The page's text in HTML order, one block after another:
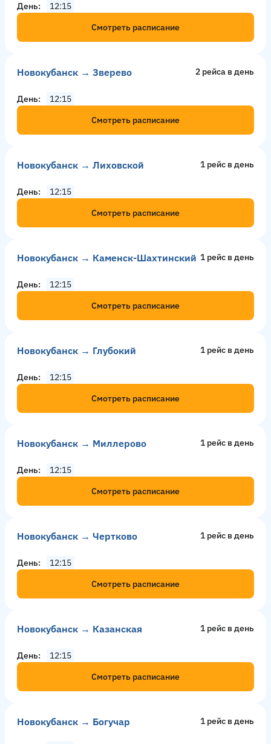
День
12:15
Смотреть расписание
Новокубанск → Зверево 2 рейсa в день
День
12:15
Смотреть расписание
Новокубанск → Лиховской 1 рейс в день
День
12:15
Смотреть расписание
Новокубанск → Каменск-Шахтинский 1 рейс в день
День
12:15
Смотреть расписание
Новокубанск → Глубокий 1 рейс в день
День
12:15
Смотреть расписание
Новокубанск → Миллерово 1 рейс в день
День
12:15
Смотреть расписание
Новокубанск → Чертково 1 рейс в день
День
12:15
Смотреть расписание
Новокубанск → Казанская 1 рейс в день
День
12:15
Смотреть расписание
Новокубанск → Богучар 1 рейс в день